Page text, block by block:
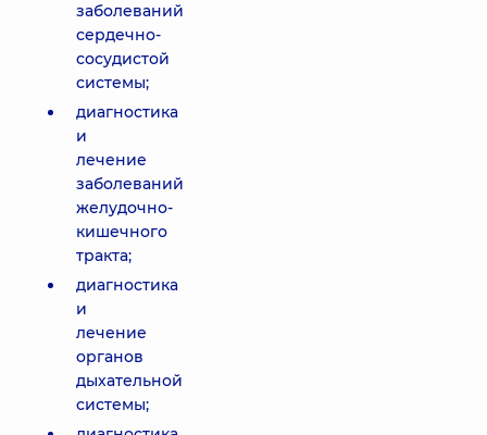
заболеваний
сердечно-
сосудистой
системы;
диагностика
и
лечение
заболеваний
желудочно-
кишечного
тракта;
диагностика
и
лечение
органов
дыхательной
системы;